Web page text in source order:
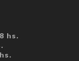
hs.